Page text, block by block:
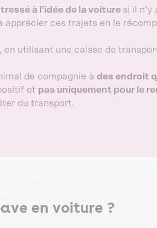
à l’idée de la voiture si il n’y
apprécier ces trajets en le
, en utilisant une caisse de
de compagnie à des endroit
et pas uniquement pour le
du transport.
en voiture ?